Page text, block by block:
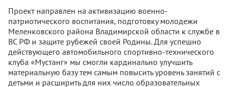
Проект направлен на активизацию военно-
патриотического воспитания, подготовку молодежи
Меленковского района Владимирской области к службе в
ВС РФ и защите рубежей своей Родины. Для успешно
действующего автомобильного спортивно-технического
клуба «Мустанг» мы смогли кардинально улучшить
материальную базу тем самым повысить уровень занятий с
детьми и расширить для них число образовательных